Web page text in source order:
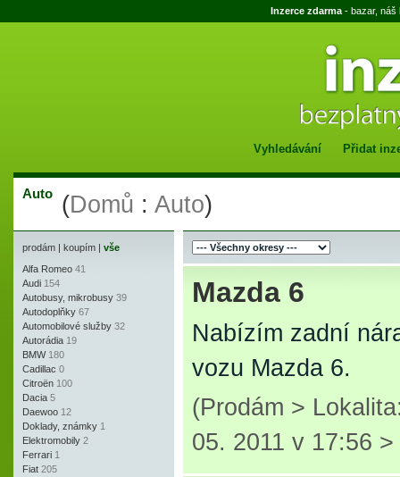
Inzerce zdarma - bazar, náš
Vyhledávání Přidat
Auto (Domů : Auto)
prodám | koupím | vše
Alfa Romeo 41
Audi 154
Autobusy, mikrobusy 39
Autodoplňky 67
Automobilové služby 32
Autorádia 19
BMW 180
Cadillac 0
Citroën 100
Dacia 5
Daewoo 12
Doklady, známky 1
Elektromobily 2
Ferrari 1
Fiat 205
Mazda 6
Nabízím zadní
vozu Mazda 6.
(Prodám >
05. 2011 v 17:56 >